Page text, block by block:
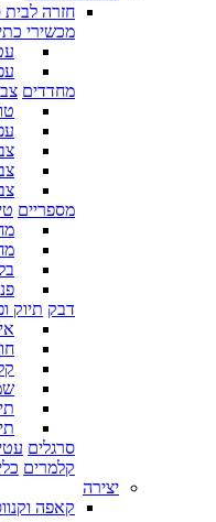
חזרה
מכשירי
מחדדים
מספריים
דבק תיוק
סרגלים
קלמרים
יצירה
קאפה